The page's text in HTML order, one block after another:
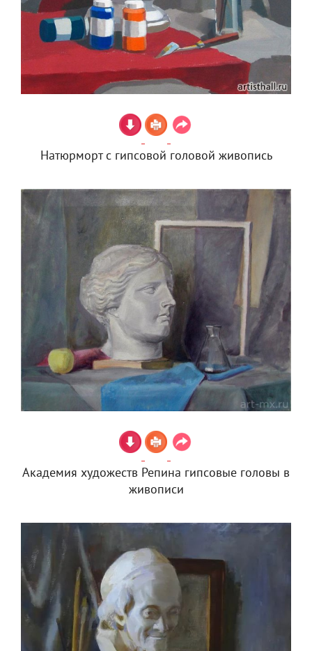
Натюрморт с гипсовой головой живопись
Академия художеств Репина гипсовые головы в
живописи